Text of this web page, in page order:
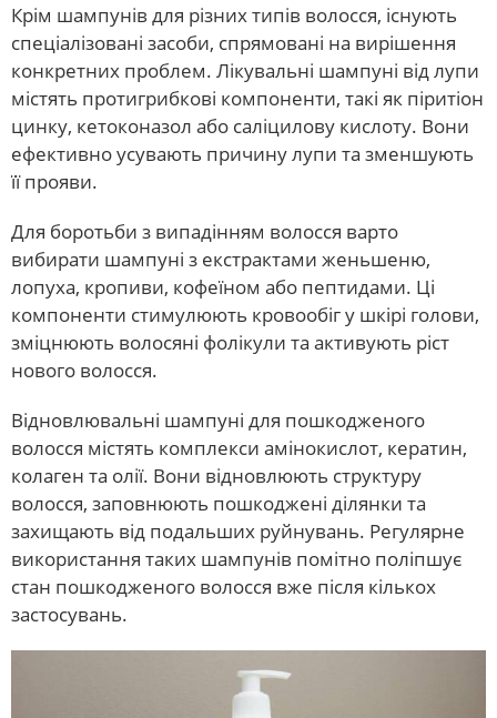
Крім шампунів для різних типів волосся, існують
спеціалізовані засоби, спрямовані на вирішення
конкретних проблем. Лікувальні шампуні від лупи
містять протигрибкові компоненти, такі як піритіон
цинку, кетоконазол або саліцилову кислоту. Вони
ефективно усувають причину лупи та зменшують
її прояви.
Для боротьби з випадінням волосся варто
вибирати шампуні з екстрактами женьшеню,
лопуха, кропиви, кофеїном або пептидами. Ці
компоненти стимулюють кровообіг у шкірі голови,
зміцнюють волосяні фолікули та активують ріст
нового волосся.
Відновлювальні шампуні для пошкодженого
волосся містять комплекси амінокислот, кератин,
колаген та олії. Вони відновлюють структуру
волосся, заповнюють пошкоджені ділянки та
захищають від подальших руйнувань. Регулярне
використання таких шампунів помітно поліпшує
стан пошкодженого волосся вже після кількох
застосувань.